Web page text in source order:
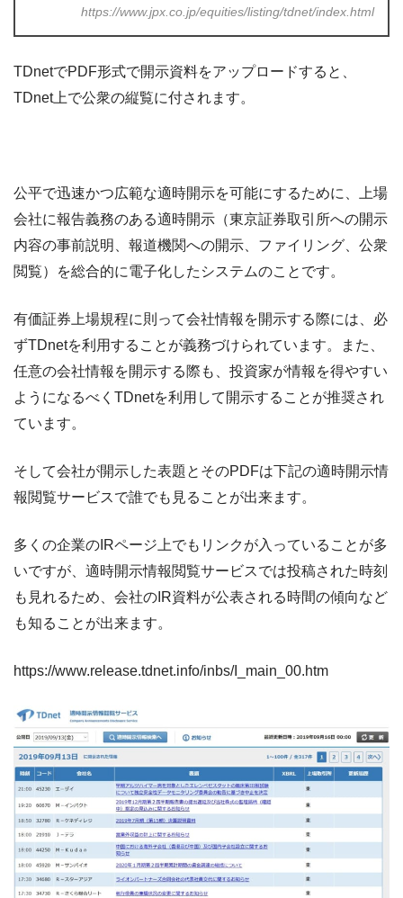
https://www.jpx.co.jp/equities/listing/tdnet/index.html
TDnetでPDF形式で開示資料をアップロードすると、
TDnet上で公衆の縦覧に付されます。
公平で迅速かつ広範な適時開示を可能にするために、上場
会社に報告義務のある適時開示（東京証券取引所への開示
内容の事前説明、報道機関への開示、ファイリング、公衆
閲覧）を総合的に電子化したシステムのことです。
有価証券上場規程に則って会社情報を開示する際には、必
ずTDnetを利用することが義務づけられています。また、
任意の会社情報を開示する際も、投資家が情報を得やすい
ようになるべくTDnetを利用して開示することが推奨され
ています。
そして会社が開示した表題とそのPDFは下記の適時開示情
報閲覧サービスで誰でも見ることが出来ます。
多くの企業のIRページ上でもリンクが入っていることが多
いですが、適時開示情報閲覧サービスでは投稿された時刻
も見れるため、会社のIR資料が公表される時間の傾向など
も知ることが出来ます。
https://www.release.tdnet.info/inbs/I_main_00.htm